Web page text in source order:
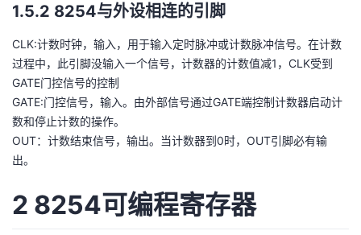
1.5.2 8254与外设相连的引脚
CLK:计数时钟，输入，用于输入定时脉冲或计数脉冲信号。在计数
过程中，此引脚没输入一个信号，计数器的计数值减1，CLK受到
GATE门控信号的控制
GATE:门控信号，输入。由外部信号通过GATE端控制计数器启动计
数和停止计数的操作。
OUT：计数结束信号，输出。当计数器到0时，OUT引脚必有输
出。
2 8254可编程寄存器